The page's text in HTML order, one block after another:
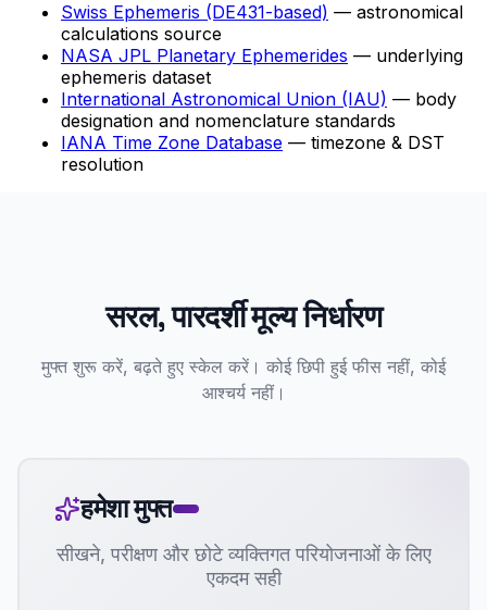
Swiss Ephemeris (DE431-based) — astronomical
calculations source
NASA JPL Planetary Ephemerides — underlying
ephemeris dataset
International Astronomical Union (IAU) — body
designation and nomenclature standards
IANA Time Zone Database — timezone & DST
resolution
सरल, पारदर्शी मूल्य निर्धारण
मुफ्त शुरू करें, बढ़ते हुए स्केल करें। कोई छिपी हुई फीस नहीं, कोई
आश्चर्य नहीं।
हमेशा मुफ्त
सीखने, परीक्षण और छोटे व्यक्तिगत परियोजनाओं के लिए
एकदम सही